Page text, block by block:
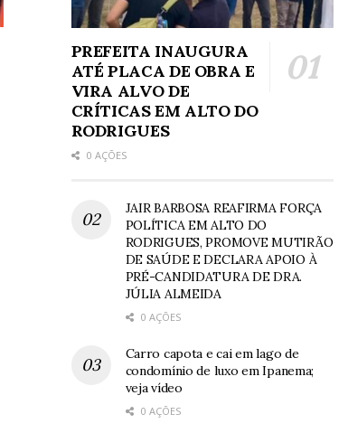
PREFEITA INAUGURA
ATÉ PLACA DE OBRA E
VIRA ALVO DE
CRÍTICAS EM ALTO DO
RODRIGUES
0 AÇÕES
JAIR BARBOSA REAFIRMA FORÇA
POLÍTICA EM ALTO DO
RODRIGUES, PROMOVE MUTIRÃO
DE SAÚDE E DECLARA APOIO À
PRÉ-CANDIDATURA DE DRA.
JÚLIA ALMEIDA
0 AÇÕES
Carro capota e cai em lago de
condomínio de luxo em Ipanema;
veja vídeo
0 AÇÕES